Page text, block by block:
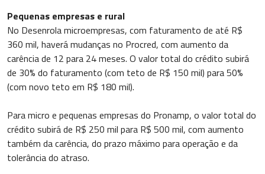
Pequenas empresas e rural
No Desenrola microempresas, com faturamento de até R$
360 mil, haverá mudanças no Procred, com aumento da
carência de 12 para 24 meses. O valor total do crédito subirá
de 30% do faturamento (com teto de R$ 150 mil) para 50%
(com novo teto em R$ 180 mil).
Para micro e pequenas empresas do Pronamp, o valor total do
crédito subirá de R$ 250 mil para R$ 500 mil, com aumento
também da carência, do prazo máximo para operação e da
tolerância do atraso.